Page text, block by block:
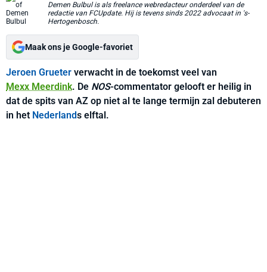
Demen Bulbul is als freelance webredacteur onderdeel van de
redactie van FCUpdate. Hij is tevens sinds 2022 advocaat in 's-
Hertogenbosch.
Maak ons je Google-favoriet
Jeroen Grueter verwacht in de toekomst veel van
Mexx Meerdink. De NOS-commentator gelooft er heilig in
dat de spits van AZ op niet al te lange termijn zal debuteren
in het Nederlands elftal.